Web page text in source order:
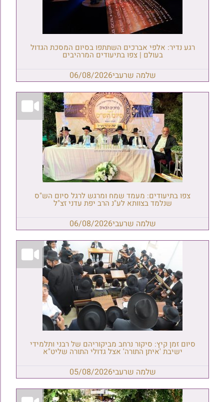
רגע נדיר: אלפי אברכים השתתפו בסיום המסכת הגדול
בעולם | צפו בתיעודים המרהיבים
שלמה שרעבי06/08/2026
צפו בתיעודים: מעמד שמח ומרגש לרגל סיום הש"ס
שנלמד בצוותא לע"נ הרב יפת עדני זצ"ל
שלמה שרעבי06/08/2026
סיום זמן קיץ: סיקור נרחב מביקוריהם של רבני ותלמידי
ישיבת 'איתן התורה' אצל גדולי התורה שליט"א
שלמה שרעבי05/08/2026